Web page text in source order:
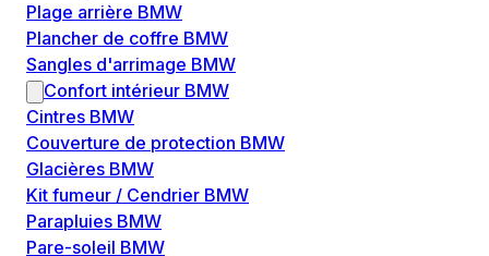
Plage arrière BMW
Plancher de coffre BMW
Sangles d'arrimage BMW
Confort intérieur BMW
Cintres BMW
Couverture de protection BMW
Glacières BMW
Kit fumeur / Cendrier BMW
Parapluies BMW
Pare-soleil BMW